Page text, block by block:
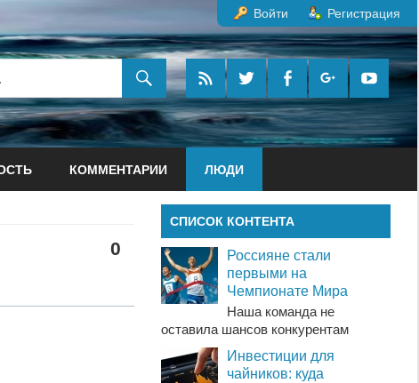
Войти Регистрация
КОММЕНТАРИИ ЛЮДИ
0
СПИСОК КОНТЕНТА
Россияне стали
первыми на
Чемпионате Мира
Наша команда не
оставила шансов конкурентам
Инвестиции для
чайников: куда